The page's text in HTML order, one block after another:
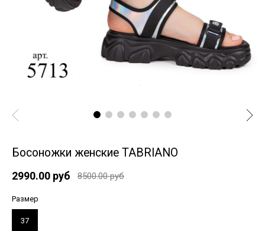
Босоножки женские TABRIANO
2990.00 руб 8500.00 руб
Размер
37